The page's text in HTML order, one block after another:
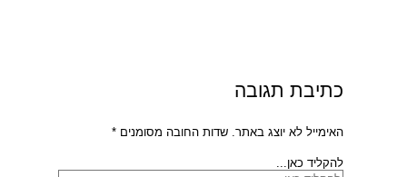
כתיבת תגובה
האימייל לא יוצג באתר. שדות החובה מסומנים *
להקליד כאן...